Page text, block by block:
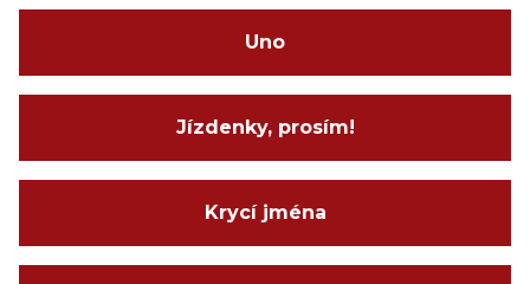
Uno
Jízdenky, prosím!
Krycí jména